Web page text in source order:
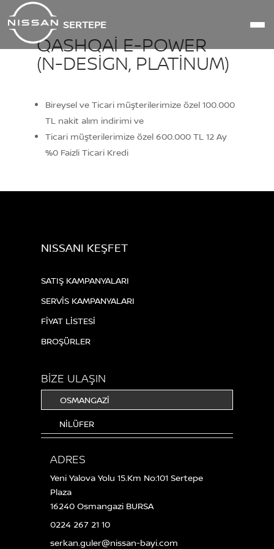
SERTEPE
QASHQAI E-POWER
(N-DESIGN, PLATINUM)
Bireysel ve Ticari müşterilerimize özel 100.000
TL nakit alım indirimi ve
Ticari müşterilerimize özel 600.000 TL 12 Ay
%0 Faizli Ticari Kredi
NISSANI KEŞFET
SATIŞ KAMPANYALARI
SERVİS KAMPANYALARI
FİYAT LİSTESİ
BROŞÜRLER
BİZE ULAŞIN
OSMANGAZİ
NİLÜFER
ADRES
Yeni Yalova Yolu 15.Km No:101 Sertepe
Plaza
16240 Osmangazi BURSA
0224 267 21 10
serkan.guler@nissan-bayi.com